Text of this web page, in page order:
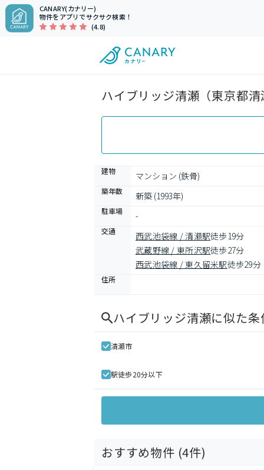
CANARY(カナリー)
物件をアプリでサクサク検索！
(4.8)
ハイブリッジ清瀬（東京都
建物 マンション (鉄骨)
築年数 新築 (1993年)
駐車場 -
交通 西武池袋線 / 清瀬駅徒歩19分
武蔵野線 / 東所沢駅徒歩27分
西武池袋線 / 東久留米駅徒歩29分
住所
ハイブリッジ清瀬に似た
清瀬市
駅徒歩20分以下
おすすめ物件 (4件)